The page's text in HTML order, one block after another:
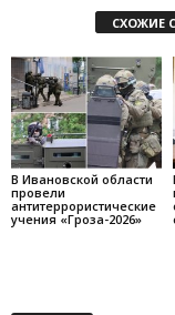
СХОЖИЕ
В Ивановской области
провели
антитеррористические
учения «Гроза-2026»